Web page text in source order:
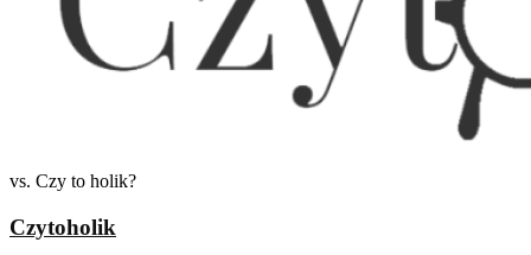
vs. Czy to holik?
Czytoholik